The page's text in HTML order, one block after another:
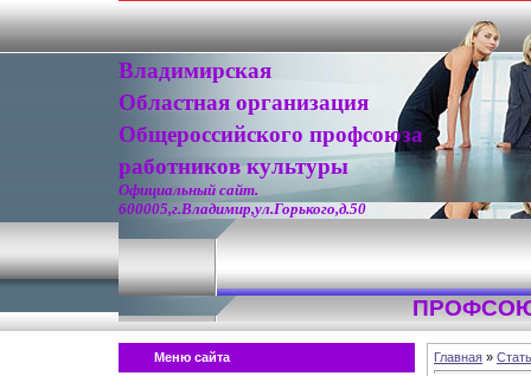
Владимирская
Областная организация
Общероссийского профсоюза
работников культуры
Официальный сайт.
600005,г.Владимир,ул.Горького,д.50
Меню сайта
Главная »